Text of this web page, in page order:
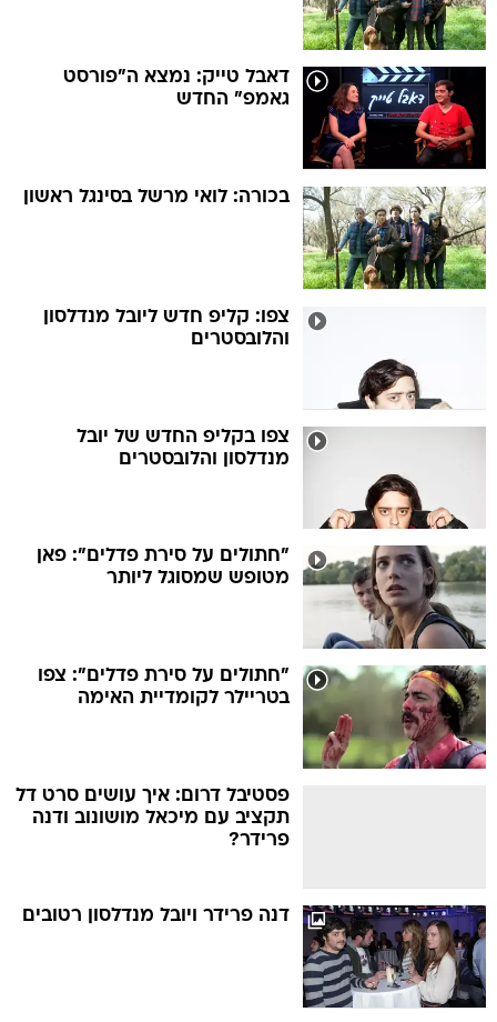
דאבל טייק: נמצא ה"פורסט
גאמפ" החדש
בכורה: לואי מרשל בסינגל ראשון
צפו: קליפ חדש ליובל מנדלסון
והלובסטרים
צפו בקליפ החדש של יובל
מנדלסון והלובסטרים
"חתולים על סירת פדלים": פאן
מטופש שמסוגל ליותר
"חתולים על סירת פדלים": צפו
בטריילר לקומדיית האימה
פסטיבל דרום: איך עושים סרט דל
תקציב עם מיכאל מושונוב ודנה
פרידר?
דנה פרידר ויובל מנדלסון רטובים